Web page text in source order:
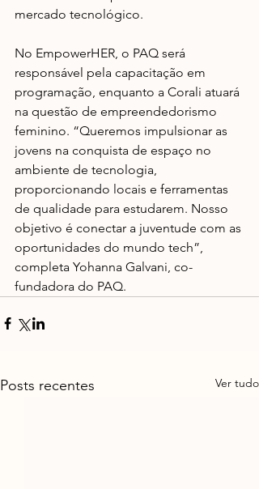
mercado tecnológico.
No EmpowerHER, o PAQ será
responsável pela capacitação em
programação, enquanto a Corali atuará
na questão de empreendedorismo
feminino. “Queremos impulsionar as
jovens na conquista de espaço no
ambiente de tecnologia,
proporcionando locais e ferramentas
de qualidade para estudarem. Nosso
objetivo é conectar a juventude com as
oportunidades do mundo tech”,
completa Yohanna Galvani, co-
fundadora do PAQ.
Posts recentes Ver tudo